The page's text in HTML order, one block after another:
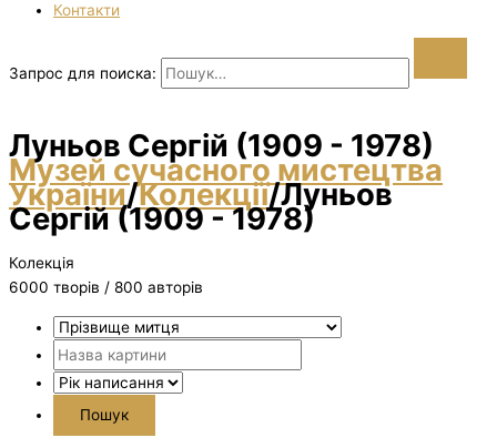
Контакти
Запрос для поиска:
Луньов Сергій (1909 - 1978)
Музей сучасного мистецтва
України/Колекції/Луньов
Сергій (1909 - 1978)
Колекція
6000 творiв / 800 авторів